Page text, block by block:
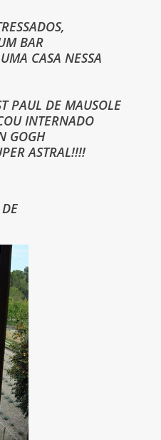
BAR
CASA NESSA
PAUL DE MAUSOLE
INTERNADO
GOGH
ASTRAL!!!!